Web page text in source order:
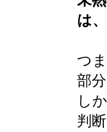
は
つ
部
し
判